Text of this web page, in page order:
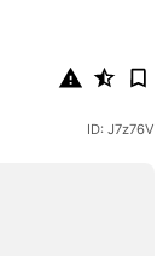
ID: J7z76V